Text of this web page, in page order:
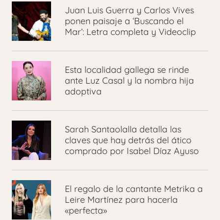
Juan Luis Guerra y Carlos Vives
ponen paisaje a ‘Buscando el
Mar’: Letra completa y Videoclip
Esta localidad gallega se rinde
ante Luz Casal y la nombra hija
adoptiva
Sarah Santaolalla detalla las
claves que hay detrás del ático
comprado por Isabel Díaz Ayuso
El regalo de la cantante Metrika a
Leire Martínez para hacerla
«perfecta»